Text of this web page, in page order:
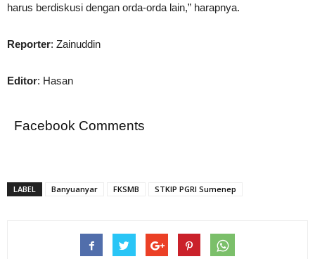
harus berdiskusi dengan orda-orda lain,” harapnya.
Reporter: Zainuddin
Editor: Hasan
Facebook Comments
LABEL Banyuanyar FKSMB STKIP PGRI Sumenep